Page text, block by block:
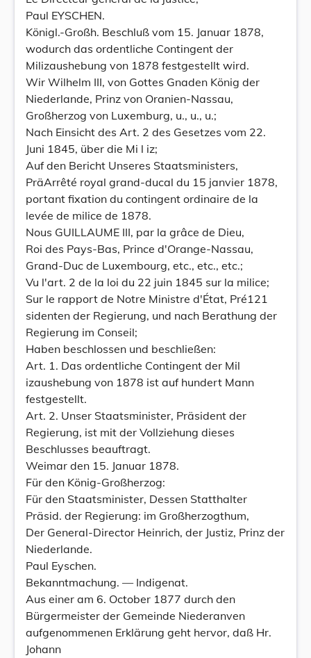
Paul EYSCHEN.
Königl.-Großh. Beschluß vom 15. Januar 1878,
wodurch das ordentliche Contingent der
Milizaushebung von 1878 festgestellt wird.
Wir Wilhelm III, von Gottes Gnaden König der
Niederlande, Prinz von Oranien-Nassau,
Großherzog von Luxemburg, u., u., u.;
Nach Einsicht des Art. 2 des Gesetzes vom 22.
Juni 1845, über die Mi l iz;
Auf den Bericht Unseres Staatsministers,
PräArrêté royal grand-ducal du 15 janvier 1878,
portant fixation du contingent ordinaire de la
levée de milice de 1878.
Nous GUILLAUME III, par la grâce de Dieu,
Roi des Pays-Bas, Prince d'Orange-Nassau,
Grand-Duc de Luxembourg, etc., etc., etc.;
Vu l'art. 2 de la loi du 22 juin 1845 sur la milice;
Sur le rapport de Notre Ministre d'État, Pré121
sidenten der Regierung, und nach Berathung der
Regierung im Conseil;
Haben beschlossen und beschließen:
Art. 1. Das ordentliche Contingent der Mil
izaushebung von 1878 ist auf hundert Mann
festgestellt.
Art. 2. Unser Staatsminister, Präsident der
Regierung, ist mit der Vollziehung dieses
Beschlusses beauftragt.
Weimar den 15. Januar 1878.
Für den König-Großherzog:
Für den Staatsminister, Dessen Statthalter
Präsid. der Regierung: im Großherzogthum,
Der General-Director Heinrich, der Justiz, Prinz der
Niederlande.
Paul Eyschen.
Bekanntmachung. — Indigenat.
Aus einer am 6. October 1877 durch den
Bürgermeister der Gemeinde Niederanven
aufgenommenen Erklärung geht hervor, daß Hr.
Johann